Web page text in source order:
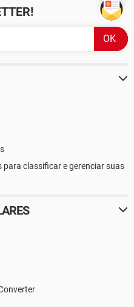
classificar e gerenciar suas